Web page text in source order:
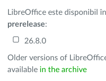
LibreOffice este disponibil
prerelease:
26.8.0
Older versions of
available in the archive